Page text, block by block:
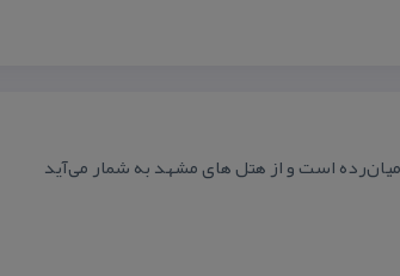
است و از هتل های مشهد به شمار می‌آید